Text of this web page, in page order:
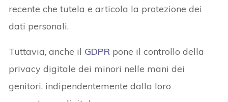
recente che tutela e articola la protezione dei
dati personali.
Tuttavia, anche il GDPR pone il controllo della
privacy digitale dei minori nelle mani dei
genitori, indipendentemente dalla loro